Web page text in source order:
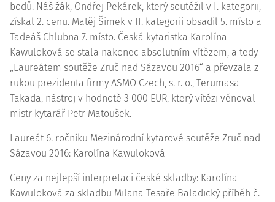
bodů. Náš žák, Ondřej Pekárek, který soutěžil v I. kategorii,
získal 2. cenu. Matěj Šimek v II. kategorii obsadil 5. místo a
Tadeáš Chlubna 7. místo. Česká kytaristka Karolína
Kawuloková se stala nakonec absolutním vítězem, a tedy
„Laureátem soutěže Zruč nad Sázavou 2016“ a převzala z
rukou prezidenta firmy ASMO Czech, s. r. o., Terumasa
Takada, nástroj v hodnotě 3 000 EUR, který vítězi věnoval
mistr kytarář Petr Matoušek.
Laureát 6. ročníku Mezinárodní kytarové soutěže Zruč nad
Sázavou 2016: Karolína Kawuloková
Ceny za nejlepší interpretaci české skladby: Karolína
Kawuloková za skladbu Milana Tesaře Baladický příběh č.